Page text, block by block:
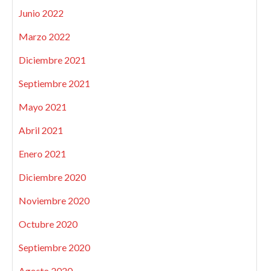
Junio 2022
Marzo 2022
Diciembre 2021
Septiembre 2021
Mayo 2021
Abril 2021
Enero 2021
Diciembre 2020
Noviembre 2020
Octubre 2020
Septiembre 2020